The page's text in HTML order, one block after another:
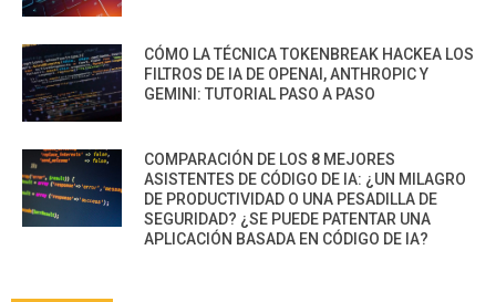
CÓMO LA TÉCNICA TOKENBREAK HACKEA LOS
FILTROS DE IA DE OPENAI, ANTHROPIC Y
GEMINI: TUTORIAL PASO A PASO
COMPARACIÓN DE LOS 8 MEJORES
ASISTENTES DE CÓDIGO DE IA: ¿UN MILAGRO
DE PRODUCTIVIDAD O UNA PESADILLA DE
SEGURIDAD? ¿SE PUEDE PATENTAR UNA
APLICACIÓN BASADA EN CÓDIGO DE IA?